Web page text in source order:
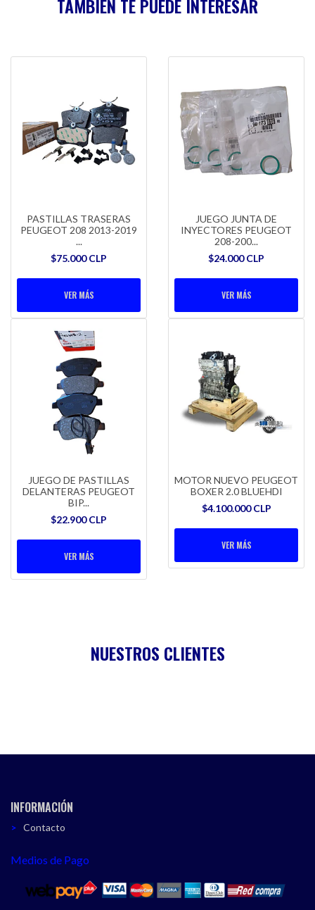
TAMBIÉN TE PUEDE INTERESAR
PASTILLAS TRASERAS
PEUGEOT 208 2013-2019
...
$75.000 CLP
VER MÁS
JUEGO JUNTA DE
INYECTORES PEUGEOT
208-200...
$24.000 CLP
VER MÁS
JUEGO DE PASTILLAS
DELANTERAS PEUGEOT
BIP...
$22.900 CLP
VER MÁS
MOTOR NUEVO PEUGEOT
BOXER 2.0 BLUEHDI
$4.100.000 CLP
VER MÁS
NUESTROS CLIENTES
INFORMACIÓN
Contacto
Medios de Pago